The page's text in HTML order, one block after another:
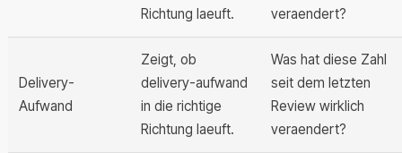
Richtung laeuft.
veraendert?
Delivery-
Aufwand
Zeigt, ob
delivery-aufwand
in die richtige
Richtung laeuft.
Was hat diese Zahl
seit dem letzten
Review wirklich
veraendert?